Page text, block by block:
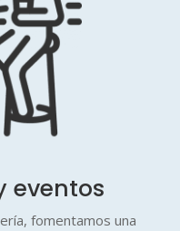
eventos
fomentamos una